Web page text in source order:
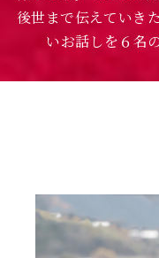
後世まで伝えていき
いお話しを６名